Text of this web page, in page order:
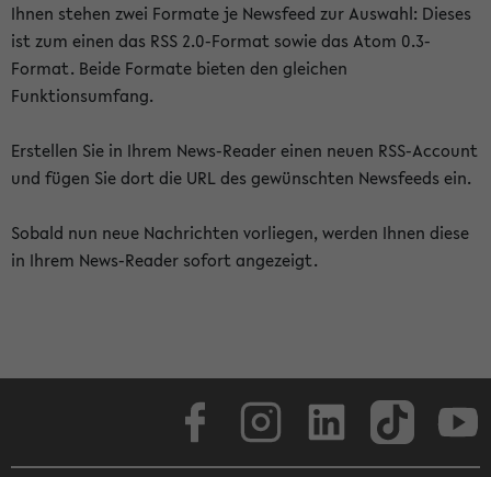
Ihnen stehen zwei Formate je Newsfeed zur Auswahl: Dieses
ist zum einen das RSS 2.0-Format sowie das Atom 0.3-
Format. Beide Formate bieten den gleichen
Funktionsumfang.
Erstellen Sie in Ihrem News-Reader einen neuen RSS-Account
und fügen Sie dort die URL des gewünschten Newsfeeds ein.
Sobald nun neue Nachrichten vorliegen, werden Ihnen diese
in Ihrem News-Reader sofort angezeigt.